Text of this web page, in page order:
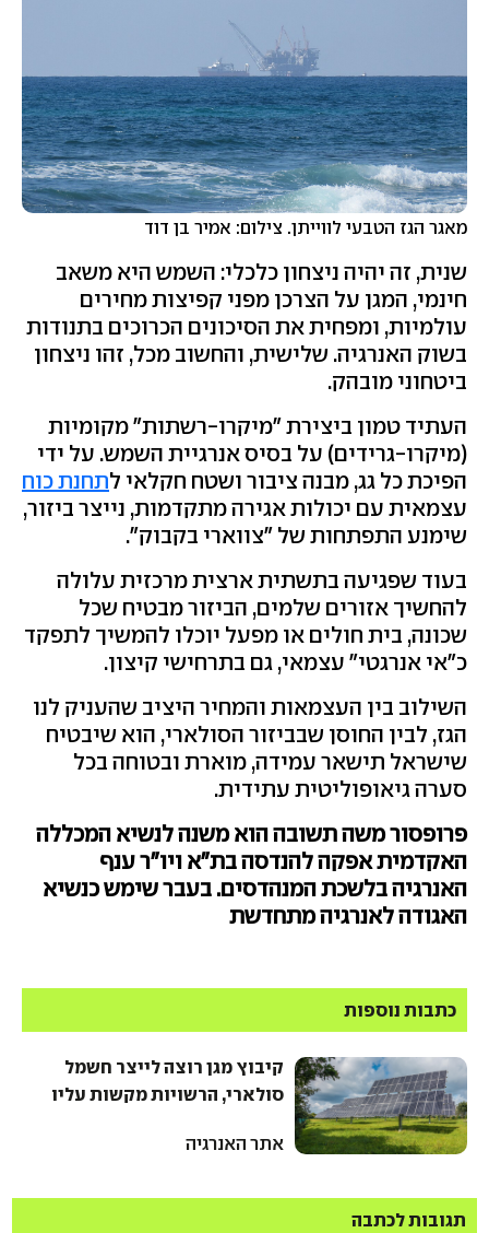
מאגר הגז הטבעי לווייתן. צילום: אמיר בן דוד
שנית, זה יהיה ניצחון כלכלי: השמש היא משאב
חינמי, המגן על הצרכן מפני קפיצות מחירים
עולמיות, ומפחית את הסיכונים הכרוכים בתנודות
בשוק האנרגיה. שלישית, והחשוב מכל, זהו ניצחון
ביטחוני מובהק.
העתיד טמון ביצירת "מיקרו-רשתות" מקומיות
(מיקרו-גרידים) על בסיס אנרגיית השמש. על ידי
הפיכת כל גג, מבנה ציבור ושטח חקלאי לתחנת כוח
עצמאית עם יכולות אגירה מתקדמות, נייצר ביזור,
שימנע התפתחות של "צווארי בקבוק".
בעוד שפגיעה בתשתית ארצית מרכזית עלולה
להחשיך אזורים שלמים, הביזור מבטיח שכל
שכונה, בית חולים או מפעל יוכלו להמשיך לתפקד
כ"אי אנרגטי" עצמאי, גם בתרחישי קיצון.
השילוב בין העצמאות והמחיר היציב שהעניק לנו
הגז, לבין החוסן שבביזור הסולארי, הוא שיבטיח
שישראל תישאר עמידה, מוארת ובטוחה בכל
סערה גיאופוליטית עתידית.
פרופסור משה תשובה הוא משנה לנשיא המכללה
האקדמית אפקה להנדסה בת"א ויו"ר ענף
האנרגיה בלשכת המנהדסים. בעבר שימש כנשיא
האגודה לאנרגיה מתחדשת
כתבות נוספות
קיבוץ מגן רוצה לייצר חשמל
סולארי, הרשויות מקשות עליו
אתר האנרגיה
תגובות לכתבה